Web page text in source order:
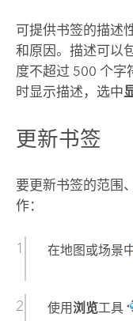
可提供书签的描述
和原因。描述可以
度不超过 500 个字
时显示描述，选中
更新书签
要更新书签的范围
作：
在地图或场景
使用浏览工具